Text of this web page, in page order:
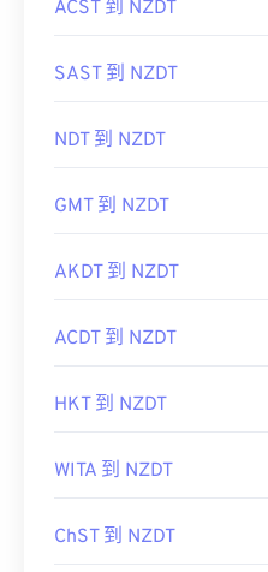
ACST 到 NZDT
SAST 到 NZDT
NDT 到 NZDT
GMT 到 NZDT
AKDT 到 NZDT
ACDT 到 NZDT
HKT 到 NZDT
WITA 到 NZDT
ChST 到 NZDT